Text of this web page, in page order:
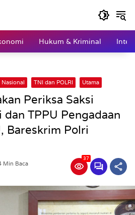
Hukum & Kriminal
Nasional TNI dan POLRI Utama
Periksa Saksi
TPPU Pengadaan
Bareskrim Polri
Min Baca
37